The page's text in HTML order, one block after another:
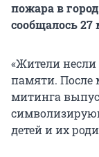
пожара в
сообщалось
«Жители
памяти.
митинга
детей и их